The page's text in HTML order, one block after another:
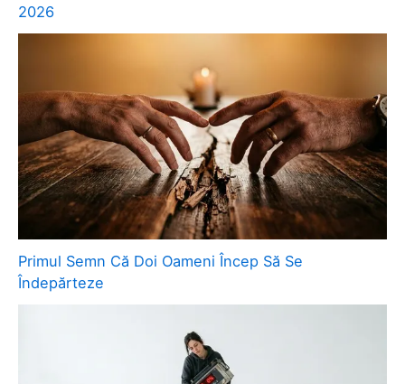
2026
Primul Semn Că Doi Oameni Încep Să Se
Îndepărteze